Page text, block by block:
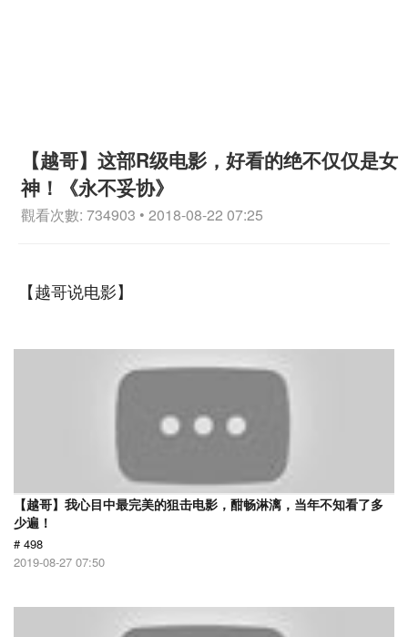
【越哥】这部R级电影，好看的绝不仅仅是女
神！《永不妥协》
觀看次數: 734903 • 2018-08-22 07:25
【越哥说电影】
【越哥】我心目中最完美的狙击电影，酣畅淋漓，当年不知看了多
少遍！
# 498
2019-08-27 07:50